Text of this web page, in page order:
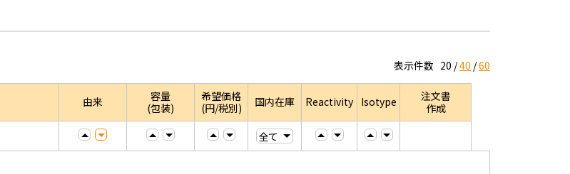
表示件数 20 40 60
由来
容量
(包装)
希望価格
(円/税別)
国内在庫 Reactivity Isotype
注文書
作成